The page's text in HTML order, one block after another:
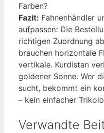
Farben?
Fazit: Fahnenhändler
aufpassen: Die
richtigen Zuordnung
brauchen horizontale
vertikale. Kurdistan
goldener Sonne. Wer
sucht, bekommt ein
– kein einfacher
Verwandte